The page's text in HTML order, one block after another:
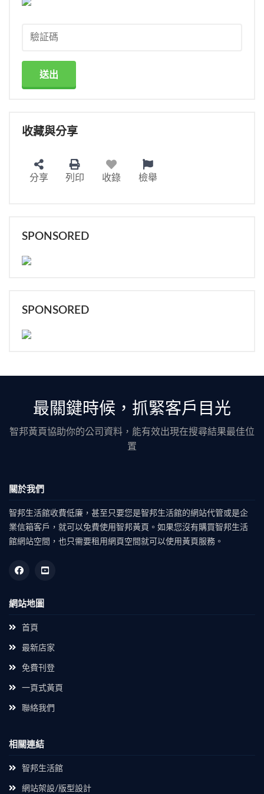
送出
收藏與分享
分享 列印 收錄 檢舉
SPONSORED
SPONSORED
最關鍵時候，抓緊客戶目光
智邦黃頁協助你的公司資料，能有效出現在搜尋結果最佳位
置
關於我們
智邦生活館收費低廉，甚至只要您是智邦生活館的網站代管或是企
業信箱客戶，就可以免費使用智邦黃頁。如果您沒有購買智邦生活
館網站空間，也只需要租用網頁空間就可以使用黃頁服務。
網站地圖
首頁
最新店家
免費刊登
一頁式黃頁
聯絡我們
相關連結
智邦生活館
網站架設/版型設計